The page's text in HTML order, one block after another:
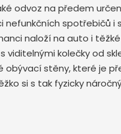
odvoz na předem
nefunkčních spotřebičů i
naloží na auto i těžké
viditelnými kolečky od
stěny, které je
si s tak fyzicky